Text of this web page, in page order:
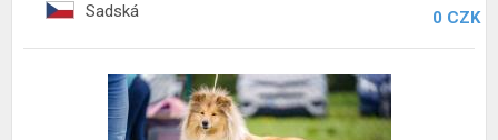
Sadská 0 CZK